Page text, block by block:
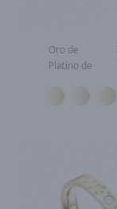
Oro de
Platino de